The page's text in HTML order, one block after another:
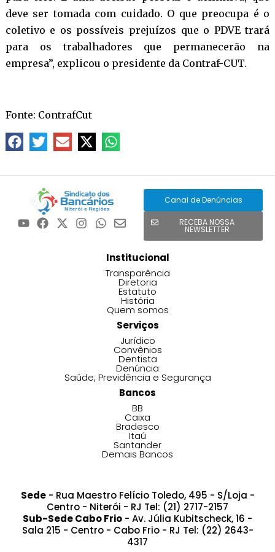
deve ser tomada com cuidado. O que preocupa é o
coletivo e os possíveis prejuízos que o PDVE trará
para os trabalhadores que permanecerão na
empresa”, explicou o presidente da Contraf-CUT.
Fonte: ContrafCut
Canal de Denúncias
RECEBA NOSSA
NEWSLETTER
Institucional
Transparência
Diretoria
Estatuto
História
Quem somos
Serviços
Jurídico
Convênios
Dentista
Denúncia
Saúde, Previdência e Segurança
Bancos
BB
Caixa
Bradesco
Itaú
Santander
Demais Bancos
Sede- Rua Maestro Felício Toledo, 495 - S/Loja -
Centro - Niterói - RJ Tel: (21) 2717-2157
Sub-Sede Cabo Frio - Av. Júlia Kubitscheck, 16 -
Sala 215 - Centro - Cabo Frio - RJ Tel: (22) 2643-
4317